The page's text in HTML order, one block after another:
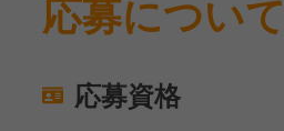
応募について
応募資格